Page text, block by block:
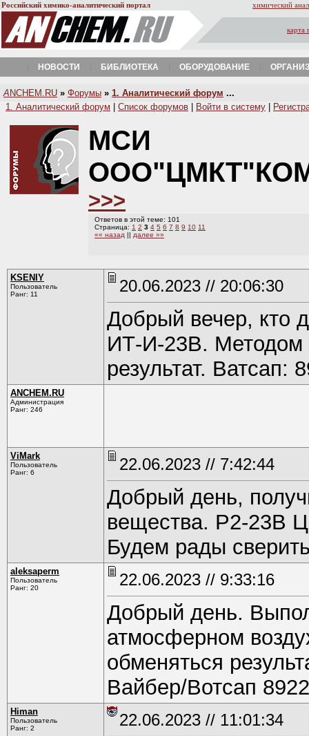
Российский химико-аналитический портал химический
карта
НОВОСТИ БИБЛИОТЕКА ОБОРУДОВАНИЕ
A NCHEM.RU » Форумы » 1. Аналитический форум ...
1. Аналитический форум
Список форумов Войти в систему
МСИ
>>>
Ответов в этой теме: 101
Страница: 1 2 3 4 5 6 7 8 9 10 11
«« назад || далее »»
KSENIY
Пользователь
Ранг: 11
20.06.2023 // 20:06:30
Добрый вечер, кто
ИТ-И-23В. Методом
результат. Ватсап:
ANCHEM.RU
Администрация
Ранг: 246
ViMark
Пользователь
Ранг: 6
22.06.2023 // 7:42:44
Добрый день,
вещества. Р2-23В
Будем рады
aleksaperm
Пользователь
Ранг: 20
22.06.2023 // 9:33:16
Добрый день.
атмосферном
обменяться
Вайбер/Вотсап
Himan
Пользователь
Ранг: 2
22.06.2023 // 11:01:34